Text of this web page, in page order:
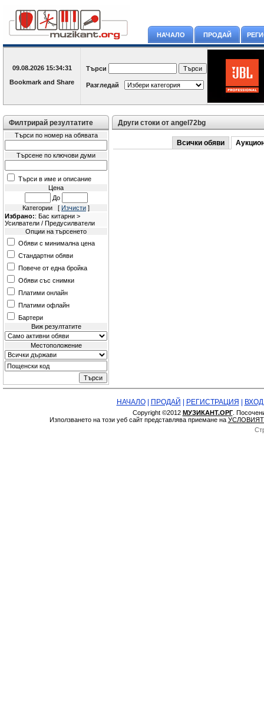
НАЧАЛО ПРОДАЙ
09.08.2026 15:34:31 Търси
Разгледай
Филтрирай резултатите
Търси по номер на обявата
Търсене по ключови думи
Търси в име и описание
Цена
До
Категории [ Изчисти ]
Избрано:: Бас китарни >
Усилватели / Предусилватели
Опции на търсенето
Обяви с минимална цена
Стандартни обяви
Повече от една бройка
Обяви със снимки
Платими онлайн
Платими офлайн
Бартери
Виж резултатите
Местоположение
Други стоки от angel72bg
Всички обяви
НАЧАЛО| ПРОДАЙ РЕГИСТРАЦИЯ ВХОД
Copyright ©2012 МУЗИКАНТ.ОРГ.
Използването на този уеб сайт представлява приемане на